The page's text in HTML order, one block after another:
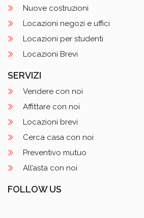
Nuove costruzioni
Locazioni negozi e uffici
Locazioni per studenti
Locazioni Brevi
SERVIZI
Vendere con noi
Affittare con noi
Locazioni brevi
Cerca casa con noi
Preventivo mutuo
All’asta con noi
FOLLOW US